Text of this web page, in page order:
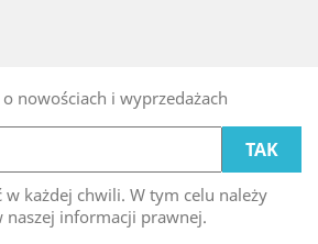
nowościach i wyprzedażach
w każdej chwili. W tym celu należy
naszej informacji prawnej.